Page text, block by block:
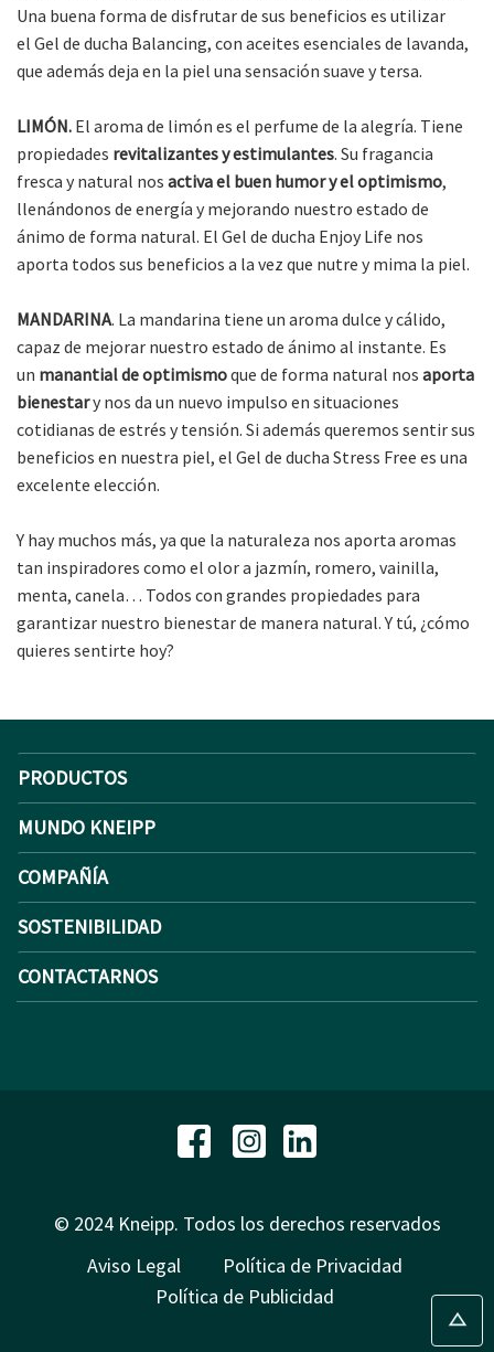
Una buena forma de disfrutar de sus beneficios es utilizar
el Gel de ducha Balancing, con aceites esenciales de lavanda,
que además deja en la piel una sensación suave y tersa.
LIMÓN. El aroma de limón es el perfume de la alegría. Tiene
propiedades revitalizantes y estimulantes. Su fragancia
fresca y natural nos activa el buen humor y el optimismo,
llenándonos de energía y mejorando nuestro estado de
ánimo de forma natural. El Gel de ducha Enjoy Life nos
aporta todos sus beneficios a la vez que nutre y mima la piel.
MANDARINA. La mandarina tiene un aroma dulce y cálido,
capaz de mejorar nuestro estado de ánimo al instante. Es
un manantial de optimismoque de forma natural nos aporta
bienestary nos da un nuevo impulso en situaciones
cotidianas de estrés y tensión. Si además queremos sentir sus
beneficios en nuestra piel, el Gel de ducha Stress Free es una
excelente elección.
Y hay muchos más, ya que la naturaleza nos aporta aromas
tan inspiradores como el olor a jazmín, romero, vainilla,
menta, canela… Todos con grandes propiedades para
garantizar nuestro bienestar de manera natural. Y tú, ¿cómo
quieres sentirte hoy?
PRODUCTOS
MUNDO KNEIPP
COMPAÑÍA
SOSTENIBILIDAD
CONTACTARNOS
© 2024 Kneipp. Todos los derechos reservados
Aviso Legal
Política de Privacidad
Política de Publicidad